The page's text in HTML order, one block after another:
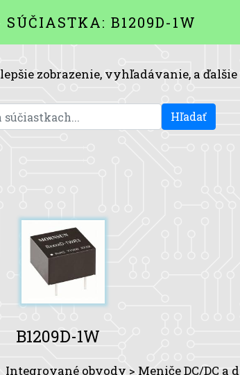
SÚČIASTKA: B1209D-1W
zobrazenie, vyhľadávanie, a
Hľadať
B1209D-1W
Integrované obvody > Meniče DC/DC a